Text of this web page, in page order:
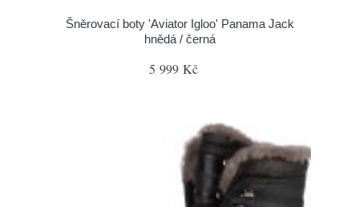
Šněrovací boty 'Aviator Igloo' Panama Jack
hnědá / černá
5 999 Kč